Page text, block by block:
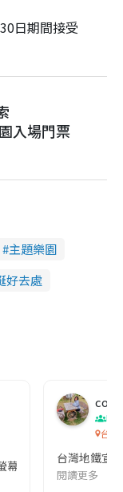
30日期間接受
入場門票
主題樂園
好去處
幕啦!這次的劇本改編
co
吹
台灣
台灣地鐵宣
閱讀更多